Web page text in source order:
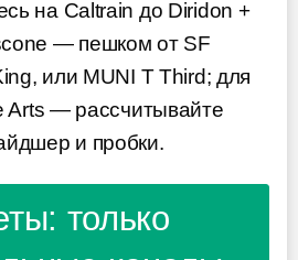
на Caltrain до Diridon +
— пешком от SF
или MUNI T Third; для
Arts — рассчитывайте
и пробки.
только